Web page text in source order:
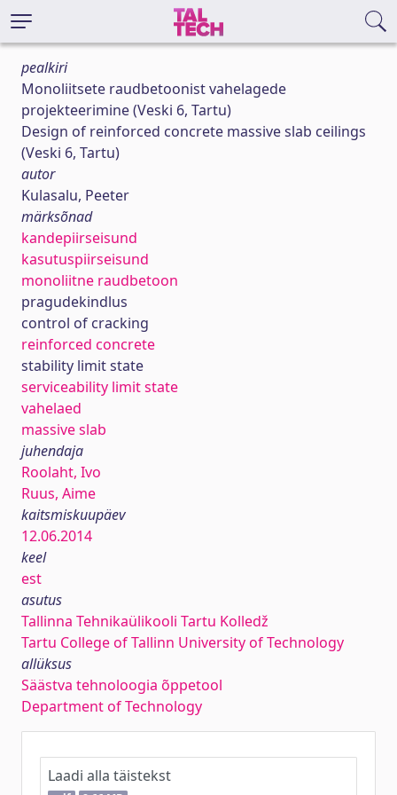
pealkiri
Monoliitsete raudbetoonist vahelagede
projekteerimine (Veski 6, Tartu)
Design of reinforced concrete massive slab ceilings
(Veski 6, Tartu)
autor
Kulasalu, Peeter
märksõnad
kandepiirseisund
kasutuspiirseisund
monoliitne raudbetoon
pragudekindlus
control of cracking
reinforced concrete
stability limit state
serviceability limit state
vahelaed
massive slab
juhendaja
Roolaht, Ivo
Ruus, Aime
kaitsmiskuupäev
12.06.2014
keel
est
asutus
Tallinna Tehnikaülikooli Tartu Kolledž
Tartu College of Tallinn University of Technology
allüksus
Säästva tehnoloogia õppetool
Department of Technology
Laadi alla täistekst